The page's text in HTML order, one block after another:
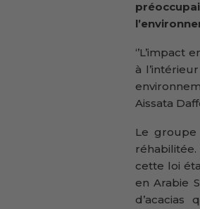
à
Aissata
Le groupe
cette loi
en Arabie
d’acacias